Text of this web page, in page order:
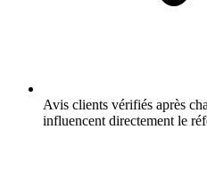
Avis clients vérifiés après
influencent directement le